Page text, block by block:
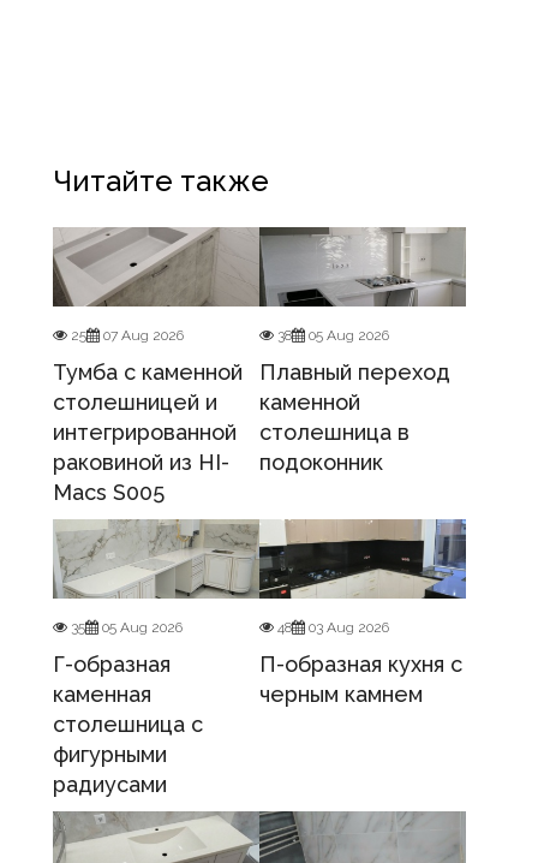
Читайте также
25 07 Aug 2026
Тумба с каменной
столешницей и
интегрированной
раковиной из HI-
Macs S005
38 05 Aug 2026
Плавный переход
каменной
столешница в
подоконник
35 05 Aug 2026
Г-образная
каменная
столешница с
фигурными
радиусами
48 03 Aug 2026
П-образная кухня с
черным камнем